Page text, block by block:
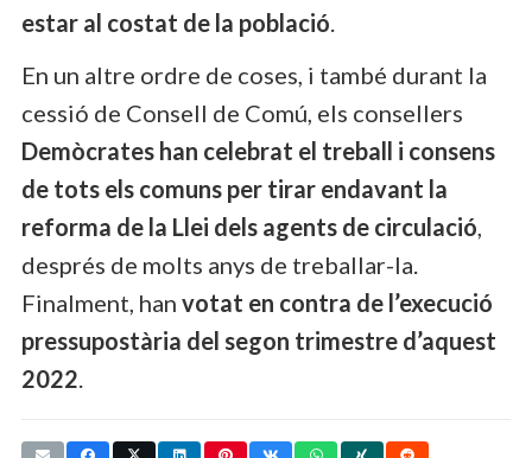
estar al costat de la població.
En un altre ordre de coses, i també durant la
cessió de Consell de Comú, els consellers
Demòcrates han celebrat el treball i consens
de tots els comuns per tirar endavant la
reforma de la Llei dels agents de circulació,
després de molts anys de treballar-la.
Finalment, han votat en contra de l’execució
pressupostària del segon trimestre d’aquest
2022.